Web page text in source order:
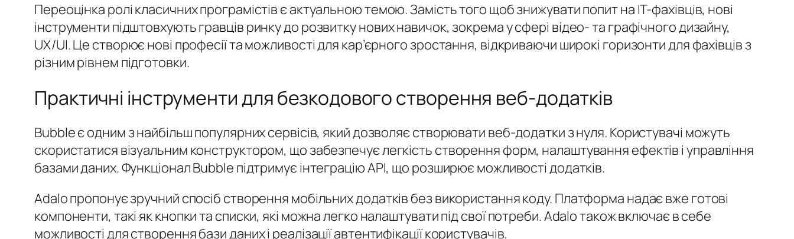
Переоцінка ролі класичних програмістів є актуальною темою. Замість того щоб знижувати попит на IT-фахівців, нові
інструменти підштовхують гравців ринку до розвитку нових навичок, зокрема у сфері відео- та графічного дизайну,
UX/UI. Це створює нові професії та можливості для кар’єрного зростання, відкриваючи широкі горизонти для фахівців з
різним рівнем підготовки.
Практичні інструменти для безкодового створення веб-додатків
Bubble є одним з найбільш популярних сервісів, який дозволяє створювати веб-додатки з нуля. Користувачі можуть
скористатися візуальним конструктором, що забезпечує легкість створення форм, налаштування ефектів і управління
базами даних. Функціонал Bubble підтримує інтеграцію API, що розширює можливості додатків.
Adalo пропонує зручний спосіб створення мобільних додатків без використання коду. Платформа надає вже готові
компоненти, такі як кнопки та списки, які можна легко налаштувати під свої потреби. Adalo також включає в себе
можливості для створення бази даних і реалізації автентифікації користувачів.